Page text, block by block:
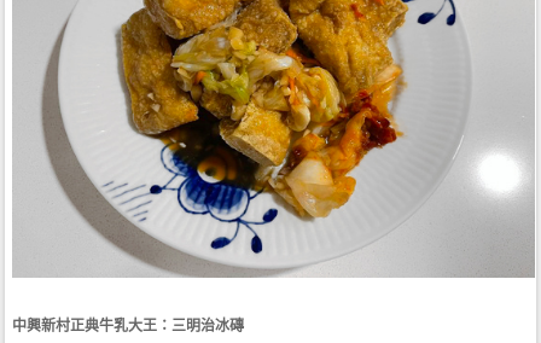
中興新村正典牛乳大王：三明治冰磚